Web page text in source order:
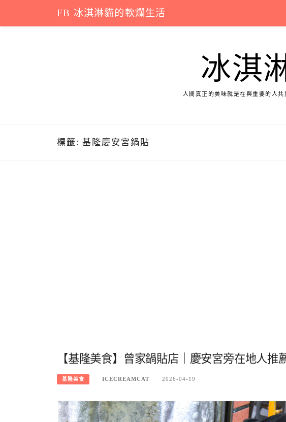
content
FB 冰淇淋貓的軟爛生活
冰淇
人間真正的美味就是在與重要的人
標籤: 基隆慶安宮鍋貼
【基隆美食】曾家鍋貼店｜慶安宮旁在地人推
基隆美食 ICECREAMCAT 2026-04-19